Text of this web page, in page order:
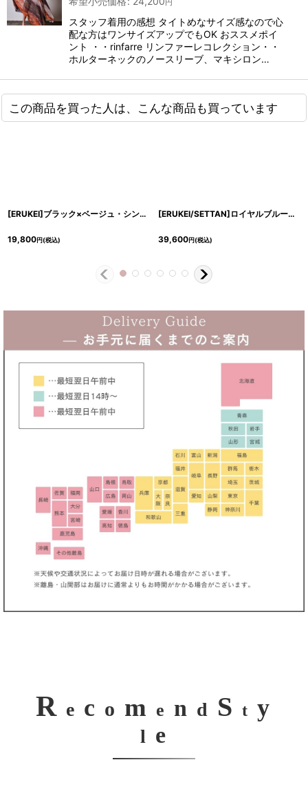
円
スタッフ着用の感想 タイトめなサイズ感なので心
配な方はワンサイズアップでもOK おススメポイ
ント ・・rinfarre リンファーレコレクション・・
ホルターネックのノースリーブ、マキシロン…
この商品を買った人は、こんな商品も買っています
[ERUKEI]ブラック×ベージュ・シンプル・バイカラー・ノースリーブ・Aライン・ひざ丈・ミディアムドレス[奈月セナ着用][送料無料]
19,800円(税込)
[ERUKEI/SETTAN]ロイヤルブルー・ベア・ビスチェ・Aライン・フレア・スパンコール・刺繍・ロングドレス[送料無料]
39,600円(税込)
R e c o m e n d S t y
l e